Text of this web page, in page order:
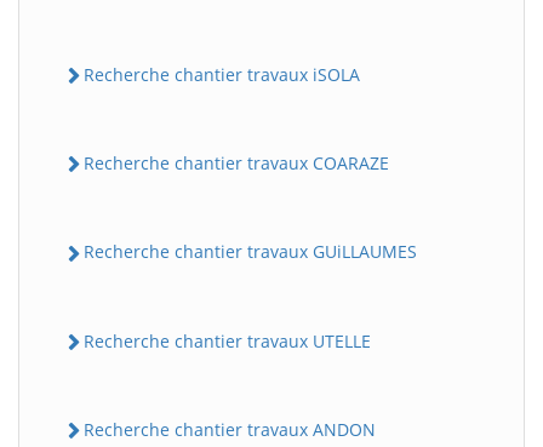
Recherche chantier travaux iSOLA
Recherche chantier travaux COARAZE
Recherche chantier travaux GUiLLAUMES
Recherche chantier travaux UTELLE
Recherche chantier travaux ANDON